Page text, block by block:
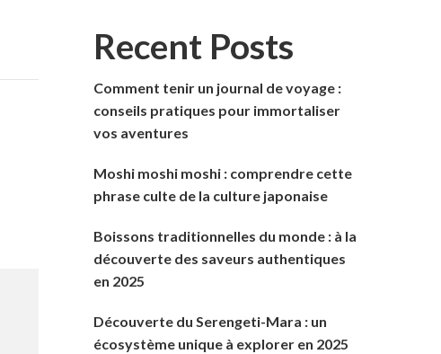
Recent Posts
Comment tenir un journal de voyage :
conseils pratiques pour immortaliser
vos aventures
Moshi moshi moshi : comprendre cette
phrase culte de la culture japonaise
Boissons traditionnelles du monde : à la
découverte des saveurs authentiques
en 2025
Découverte du Serengeti-Mara : un
écosystème unique à explorer en 2025